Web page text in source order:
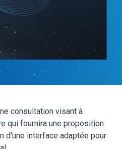
consultation visant à
qui fournira une proposition
d'une interface adaptée pour